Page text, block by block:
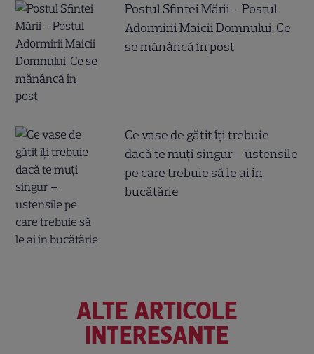
Postul Sfintei Mării – Postul
Adormirii Maicii Domnului. Ce
se mănâncă în post
Ce vase de gătit îți trebuie
dacă te muți singur – ustensile
pe care trebuie să le ai în
bucătărie
ALTE ARTICOLE
INTERESANTE